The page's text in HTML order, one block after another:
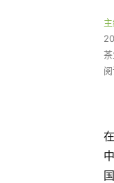
在
中
国